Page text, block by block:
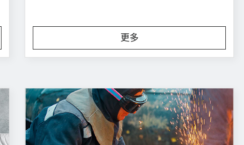
用在球鞋、跑鞋、休閒鞋…等鞋款，其產品設計
於：面料、內裡、補強...等部位。並加以進行創
符合鞋界市場的需求產品。
更多